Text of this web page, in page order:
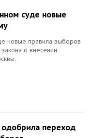
суде новые
новые правила выборов
о внесении
переход